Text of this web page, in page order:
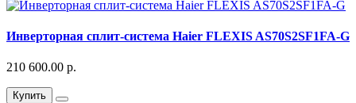
Инверторная сплит-система Haier FLEXIS AS70S2SF1FA-G
210 600.00 р.
Купить